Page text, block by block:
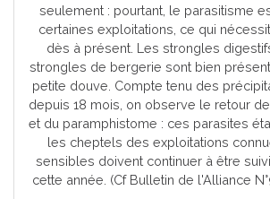
seulement : pourtant, le parasitisme
certaines exploitations, ce qui
dès à présent. Les strongles
strongles de bergerie sont bien
petite douve. Compte tenu des
depuis 18 mois, on observe le retour
et du paramphistome : ces parasites
les cheptels des exploitations
sensibles doivent continuer à être
cette année. (Cf Bulletin de l'Alliance